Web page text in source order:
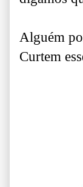
Alguém
Curtem